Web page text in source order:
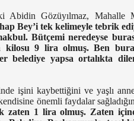
Gözüyılmaz, Mahalle
Bey’i tek kelimeyle tebrik
Bütçemi neredeyse
kilosu 9 lira olmuş. Ben
belediye yapsa ortalıkta
işini kaybettiğini ve yaşlı
önemli faydalar
zaten 1 lira olmuş. Zaten